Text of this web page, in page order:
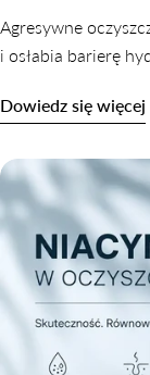
Agresywne
i osłabia barierę
Dowiedz się więcej